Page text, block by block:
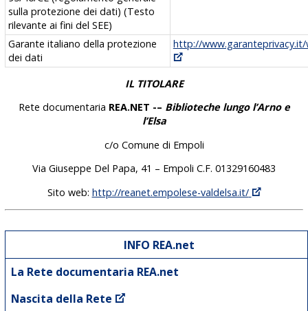
sulla protezione dei dati) (Testo
rilevante ai fini del SEE)
Garante italiano della protezione
dei dati
http://
IL TITOLARE
Rete documentaria REA.NET -– Biblioteche lungo l’Arno e
l’Elsa
c/o Comune di Empoli
Via Giuseppe Del Papa, 41 – Empoli C.F. 01329160483
Sito web: http://reanet.empolese-valdelsa.it/
INFO REA.net
La Rete documentaria REA.net
Nascita della Rete